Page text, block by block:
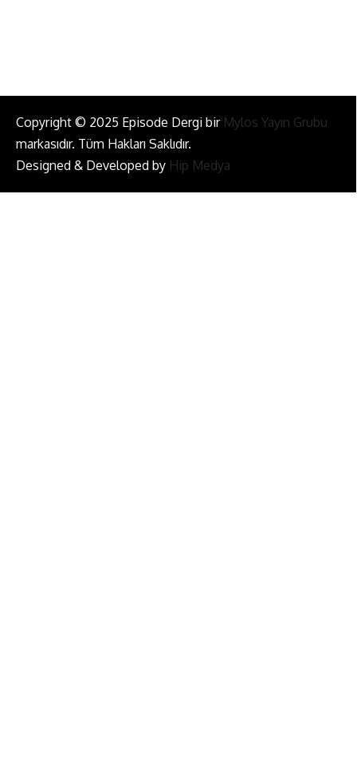
Copyright © 2025 Episode Dergi bir Mylos Yayın Grubu
markasıdır. Tüm Hakları Saklıdır.
Designed & Developed by Hip Medya